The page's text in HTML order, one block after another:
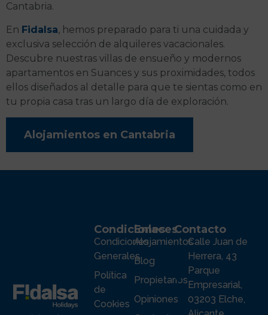
Cantabria.
En Fidalsa, hemos preparado para ti una cuidada y
exclusiva selección de alquileres vacacionales.
Descubre nuestras villas de ensueño y modernos
apartamentos en Suances y sus proximidades, todos
ellos diseñados al detalle para que te sientas como en
tu propia casa tras un largo día de exploración.
Alojamientos en Cantabria
Enlaces
Alojamientos
Blog
Propietarios
Opiniones
Condiciones
Condiciones
Generales
Política
de
Cookies
Contacto
Calle Juan de
Herrera, 43
Parque
Empresarial,
03203 Elche,